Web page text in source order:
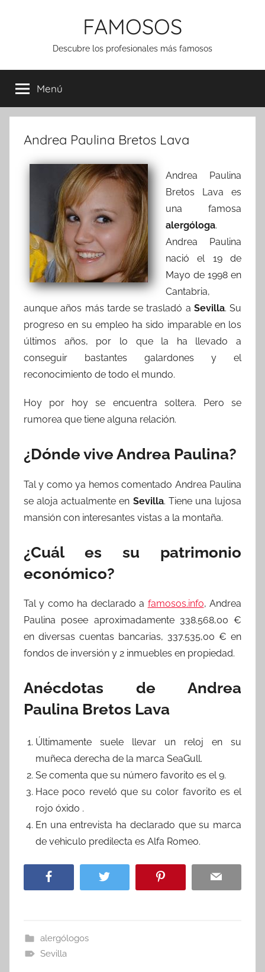
FAMOSOS
Descubre los profesionales más famosos
Menú
Andrea Paulina Bretos Lava
Andrea Paulina
Bretos Lava es
una famosa
alergóloga.
Andrea Paulina
nació el 19 de
Mayo de 1998 en
Cantabria,
aunque años más tarde se trasladó a Sevilla. Su
progreso en su empleo ha sido imparable en los
últimos años, por lo que la ha llevado a
conseguir bastantes galardones y el
reconocimiento de todo el mundo.
Hoy por hoy se encuentra soltera. Pero se
rumorea que tiene alguna relación.
¿Dónde vive Andrea Paulina?
Tal y como ya hemos comentado Andrea Paulina
se aloja actualmente en Sevilla. Tiene una lujosa
mansión con interesantes vistas a la montaña.
¿Cuál es su patrimonio
económico?
Tal y como ha declarado a famosos.info, Andrea
Paulina posee aproximadamente 338.568,00 €
en diversas cuentas bancarias, 337.535,00 € en
fondos de inversión y 2 inmuebles en propiedad.
Anécdotas de Andrea
Paulina Bretos Lava
Últimamente suele llevar un reloj en su
muñeca derecha de la marca SeaGull.
Se comenta que su número favorito es el 9.
Hace poco reveló que su color favorito es el
rojo óxido .
En una entrevista ha declarado que su marca
de vehiculo predilecta es Alfa Romeo.
alergólogos
Sevilla